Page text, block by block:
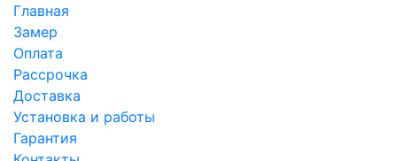
Главная
Замер
Оплата
Рассрочка
Доставка
Установка и работы
Гарантия